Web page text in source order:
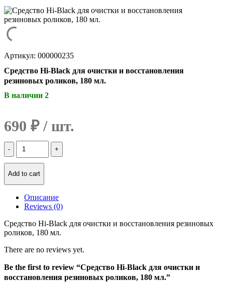
Артикул: 000000235
Средство Hi-Black для очистки и восстановления
резиновых роликов, 180 мл.
В наличии 2
690 ₽
Количество
Средство
Hi-
Black
восстановления
роликов,
180
Add to cart
Описание
Reviews (0)
Средство Hi-Black для очистки и восстановления резиновых
роликов, 180 мл.
There are no reviews yet.
Be the first to review “Средство Hi-Black для очистки и
восстановления резиновых роликов, 180 мл.”